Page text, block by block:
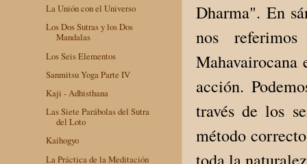
Dharma". En
nos
Mahavairocana
acción.
través de los
método
La Unión con el Universo
Los Dos Sutras y los Dos
Mandalas
Los Seis Elementos
Sanmitsu Yoga Parte IV
Kaji - Adhisthana
Las Siete Parábolas del Sutra
del Loto
Kaihogyo
La Práctica de la Meditación